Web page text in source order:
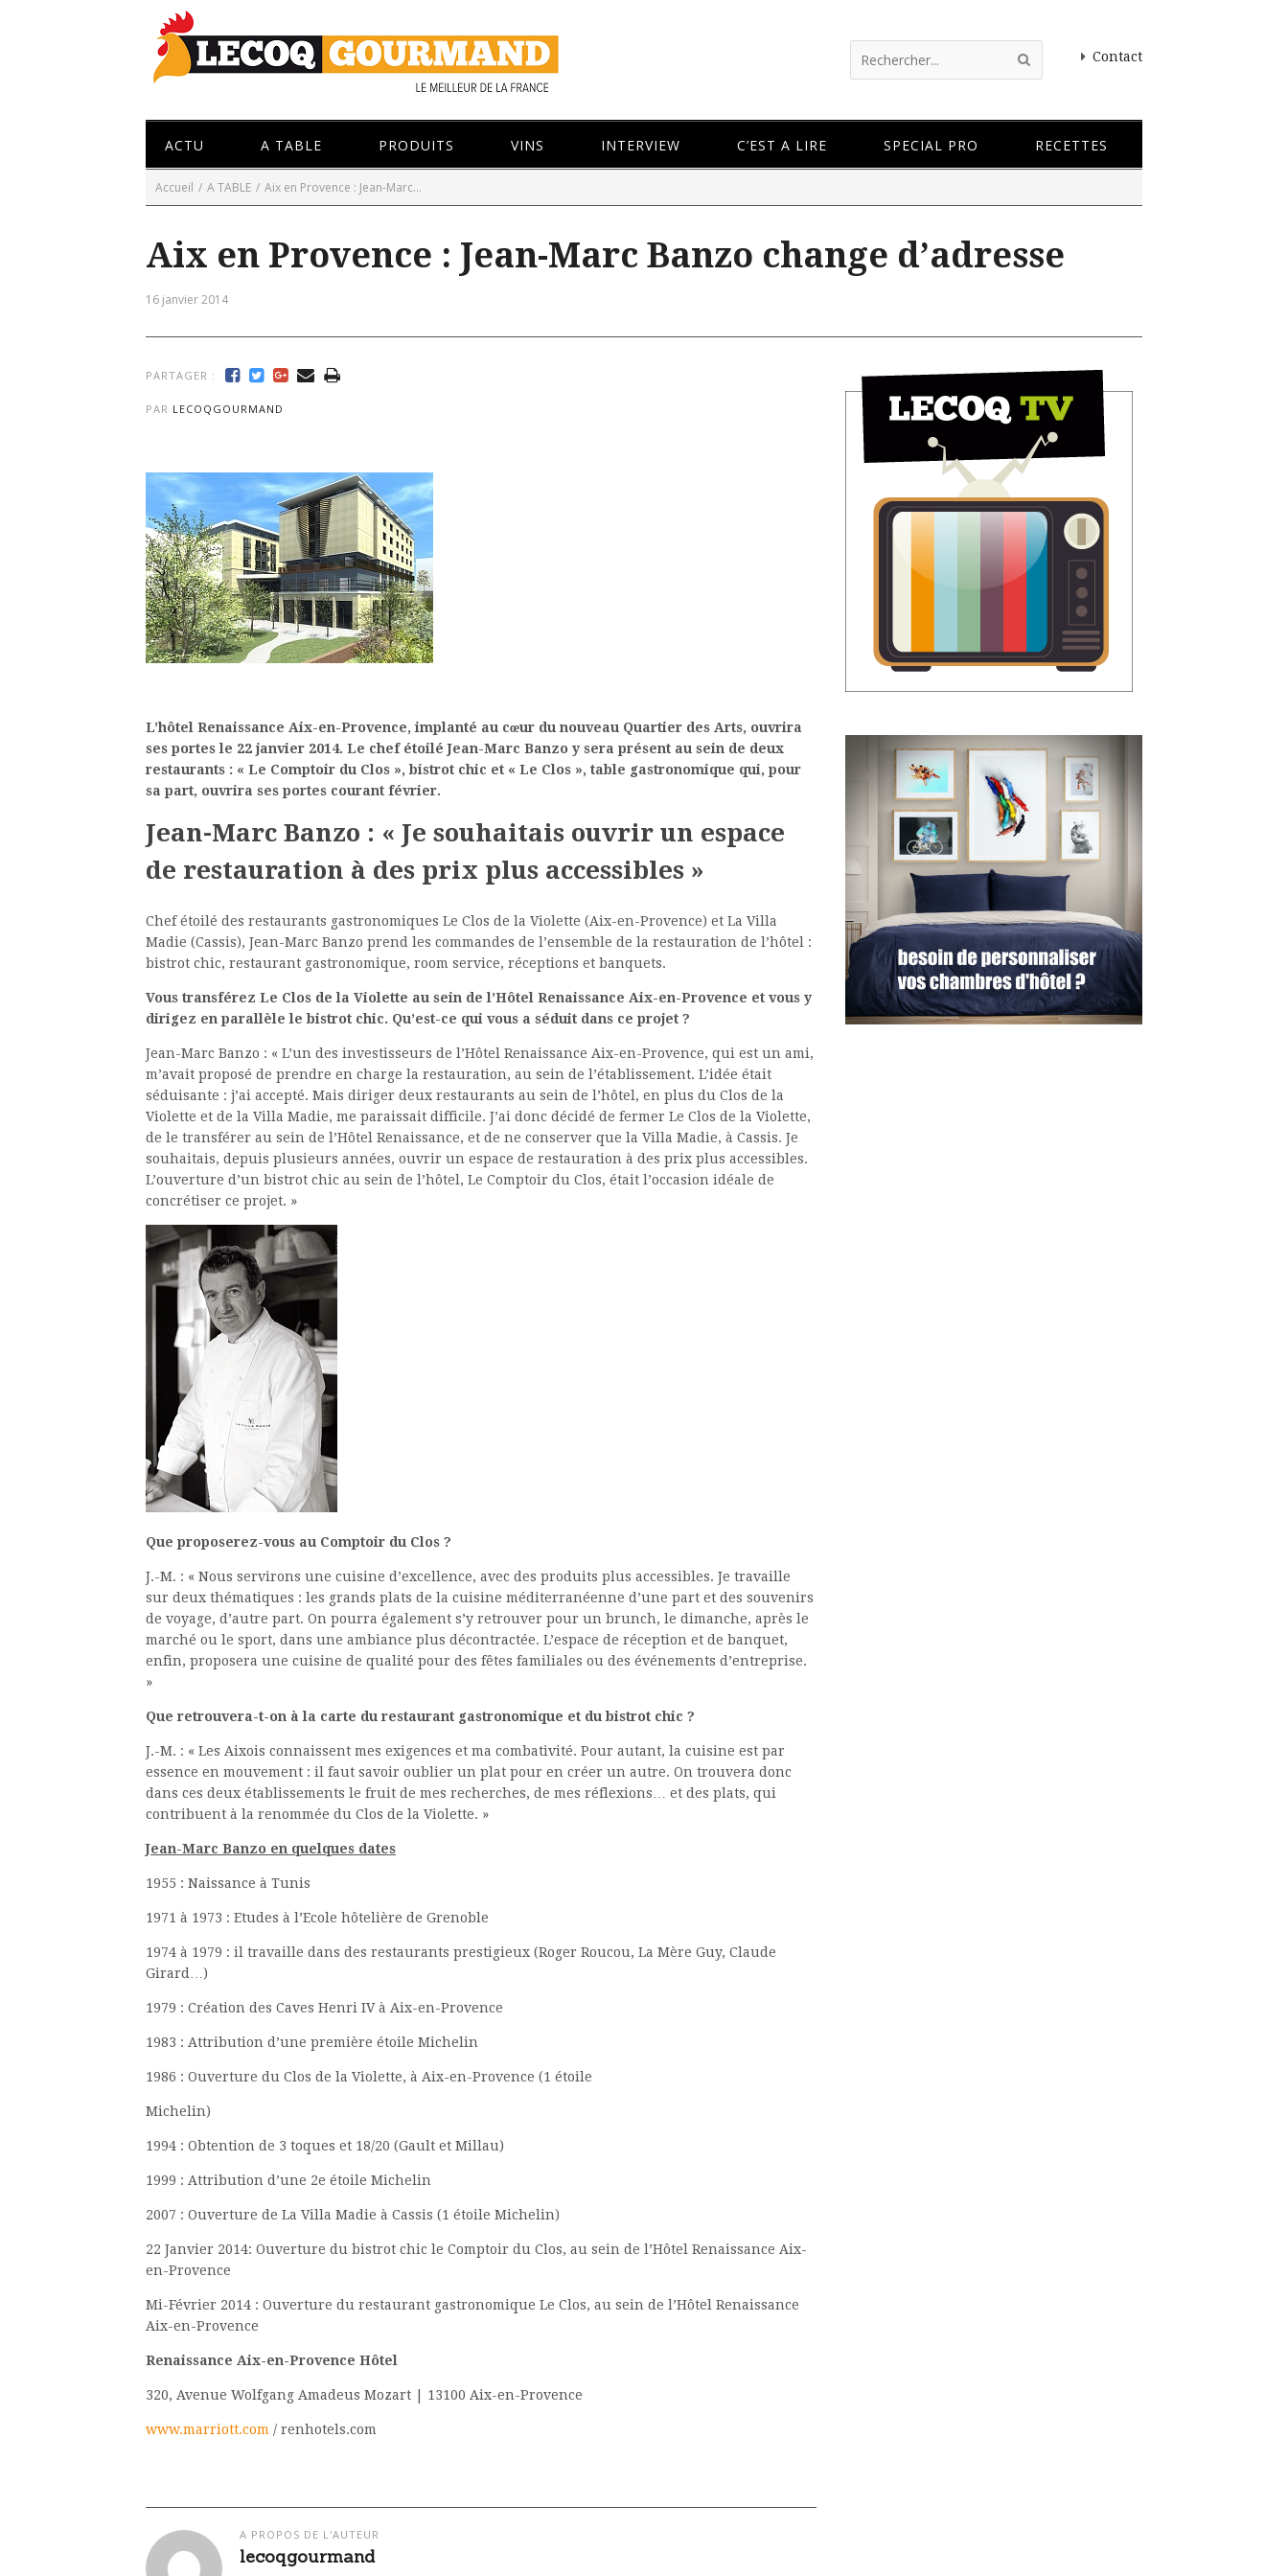
Contact
ACTU A TABLE PRODUITS VINS INTERVIEW C’EST A LIRE SPECIAL PRO RECETTES
Accueil / A TABLE / Aix en Provence : Jean-Marc...
Aix en Provence : Jean-Marc Banzo change d’adresse
16 janvier 2014
PARTAGER :
PAR LECOQGOURMAND
L’hôtel Renaissance Aix-en-Provence, implanté au cœur du nouveau Quartier des Arts, ouvrira
ses portes le 22 janvier 2014. Le chef étoilé Jean-Marc Banzo y sera présent au sein de deux
restaurants : « Le Comptoir du Clos », bistrot chic et « Le Clos », table gastronomique qui, pour
sa part, ouvrira ses portes courant février.
Jean-Marc Banzo : « Je souhaitais ouvrir un espace
de restauration à des prix plus accessibles »
Chef étoilé des restaurants gastronomiques Le Clos de la Violette (Aix-en-Provence) et La Villa
Madie (Cassis), Jean-Marc Banzo prend les commandes de l’ensemble de la restauration de l’hôtel :
bistrot chic, restaurant gastronomique, room service, réceptions et banquets.
Vous transférez Le Clos de la Violette au sein de l’Hôtel Renaissance Aix-en-Provence et vous y
dirigez en parallèle le bistrot chic. Qu’est-ce qui vous a séduit dans ce projet ?
Jean-Marc Banzo : « L’un des investisseurs de l’Hôtel Renaissance Aix-en-Provence, qui est un ami,
m’avait proposé de prendre en charge la restauration, au sein de l’établissement. L’idée était
séduisante : j’ai accepté. Mais diriger deux restaurants au sein de l’hôtel, en plus du Clos de la
Violette et de la Villa Madie, me paraissait difficile. J’ai donc décidé de fermer Le Clos de la Violette,
de le transférer au sein de l’Hôtel Renaissance, et de ne conserver que la Villa Madie, à Cassis. Je
souhaitais, depuis plusieurs années, ouvrir un espace de restauration à des prix plus accessibles.
L’ouverture d’un bistrot chic au sein de l’hôtel, Le Comptoir du Clos, était l’occasion idéale de
concrétiser ce projet. »
Que proposerez-vous au Comptoir du Clos ?
J.-M. : « Nous servirons une cuisine d’excellence, avec des produits plus accessibles. Je travaille
sur deux thématiques : les grands plats de la cuisine méditerranéenne d’une part et des souvenirs
de voyage, d’autre part. On pourra également s’y retrouver pour un brunch, le dimanche, après le
marché ou le sport, dans une ambiance plus décontractée. L’espace de réception et de banquet,
enfin, proposera une cuisine de qualité pour des fêtes familiales ou des événements d’entreprise.
»
Que retrouvera-t-on à la carte du restaurant gastronomique et du bistrot chic ?
J.-M. : « Les Aixois connaissent mes exigences et ma combativité. Pour autant, la cuisine est par
essence en mouvement : il faut savoir oublier un plat pour en créer un autre. On trouvera donc
dans ces deux établissements le fruit de mes recherches, de mes réflexions… et des plats, qui
contribuent à la renommée du Clos de la Violette. »
Jean-Marc Banzo en quelques dates
1955 : Naissance à Tunis
1971 à 1973 : Etudes à l’Ecole hôtelière de Grenoble
1974 à 1979 : il travaille dans des restaurants prestigieux (Roger Roucou, La Mère Guy, Claude
Girard…)
1979 : Création des Caves Henri IV à Aix-en-Provence
1983 : Attribution d’une première étoile Michelin
1986 : Ouverture du Clos de la Violette, à Aix-en-Provence (1 étoile
Michelin)
1994 : Obtention de 3 toques et 18/20 (Gault et Millau)
1999 : Attribution d’une 2e étoile Michelin
2007 : Ouverture de La Villa Madie à Cassis (1 étoile Michelin)
22 Janvier 2014: Ouverture du bistrot chic le Comptoir du Clos, au sein de l’Hôtel Renaissance Aix-
en-Provence
Mi-Février 2014 : Ouverture du restaurant gastronomique Le Clos, au sein de l’Hôtel Renaissance
Aix-en-Provence
Renaissance Aix-en-Provence Hôtel
320, Avenue Wolfgang Amadeus Mozart | 13100 Aix-en-Provence
www.marriott.com / renhotels.com
A PROPOS DE L'AUTEUR
lecoqgourmand